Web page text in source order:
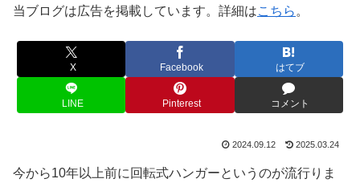
当ブログは広告を掲載しています。詳細はこちら 。
X Facebook はてブ
LINE Pinterest コメント
2024.09.12 2025.03.24
今から10年以上前に回転式ハンガーというのが流行りま